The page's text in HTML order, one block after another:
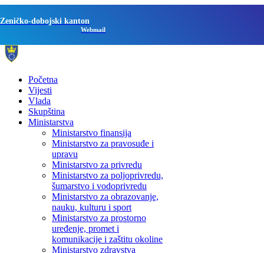
Zeničko-dobojski kanton
Webmail
Početna
Vijesti
Vlada
Skupština
Ministarstva
Ministarstvo finansija
Ministarstvo za pravosuđe i
upravu
Ministarstvo za privredu
Ministarstvo za poljoprivredu,
šumarstvo i vodoprivredu
Ministarstvo za obrazovanje,
nauku, kulturu i sport
Ministarstvo za prostorno
uređenje, promet i
komunikacije i zaštitu okoline
Ministarstvo zdravstva